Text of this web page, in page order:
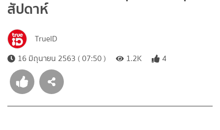
สัปดาห์
TrueID
16 มิถุนายน 2563 ( 07:50 )
1.2K 4